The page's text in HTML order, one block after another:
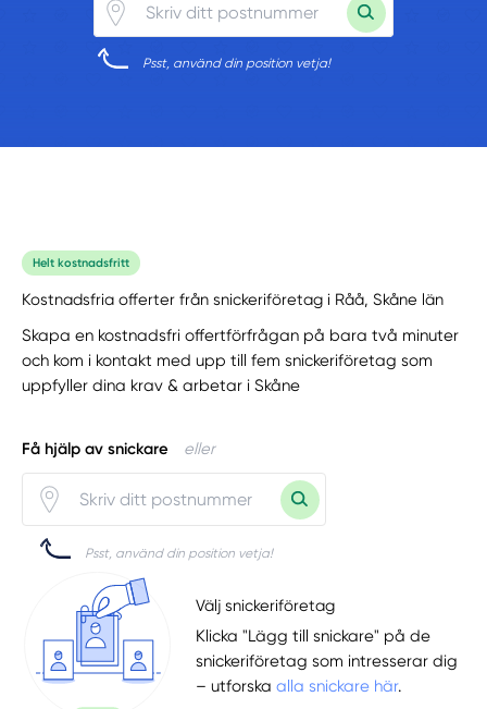
Psst, använd din position vetja!
Helt kostnadsfritt
Kostnadsfria offerter från snickeriföretag i Råå, Skåne län
Skapa en kostnadsfri offertförfrågan på bara två minuter
och kom i kontakt med upp till fem snickeriföretag som
uppfyller dina krav & arbetar i Skåne
Få hjälp av snickare eller
Psst, använd din position vetja!
Välj snickeriföretag
Klicka "Lägg till snickare" på de
snickeriföretag som intresserar dig
– utforskaalla snickare här.